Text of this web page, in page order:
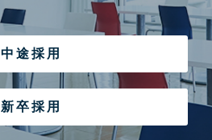
中途採用
新卒採用